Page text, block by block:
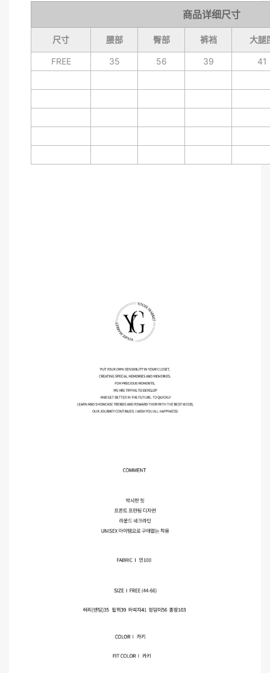
商品详细尺寸
尺寸 腰部 臀部 裤裆 大腿
FREE 35 56 39 41